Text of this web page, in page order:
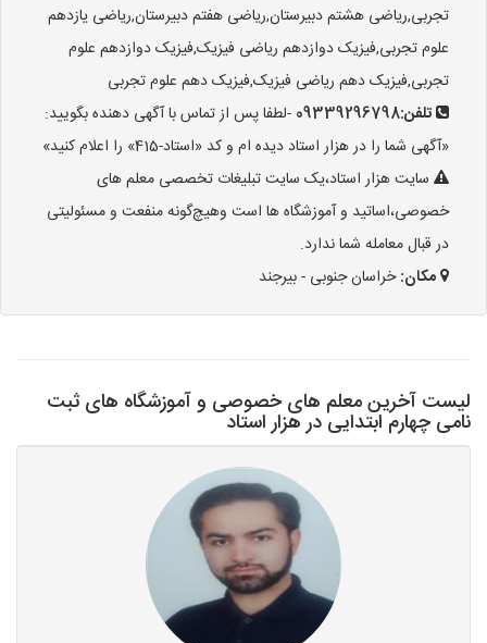
تجربی,ریاضی هشتم دبیرستان,ریاضی هفتم دبیرستان,ریاضی یازدهم
علوم تجربی,فیزیک دوازدهم ریاضی فیزیک,فیزیک دوازدهم علوم
تجربی,فیزیک دهم ریاضی فیزیک,فیزیک دهم علوم تجربی
تلفن:09339296798 -لطفا پس از تماس با آگهی دهنده بگویید:
«آگهی شما را در هزار استاد دیده ام و کد «استاد-415» را اعلام کنید»
سایت هزار استاد،یک سایت تبلیغات تخصصی معلم های
خصوصی،اساتید و آموزشگاه ها است وهیچ‌گونه منفعت و مسئولیتی
در قبال معامله شما ندارد.
مکان:خراسان جنوبی - بیرجند
لیست آخرین معلم های خصوصی و آموزشگاه های ثبت
نامی چهارم ابتدایی در هزار استاد